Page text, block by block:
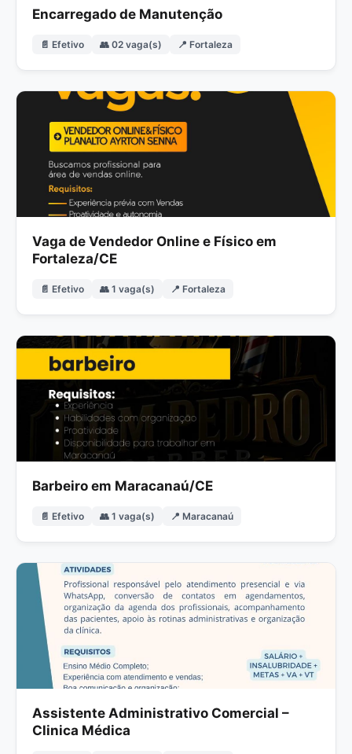
Encarregado de Manutenção
📄 Efetivo 👥 02 vaga(s) 📍 Fortaleza
Vaga de Vendedor Online e Físico em
Fortaleza/CE
📄 Efetivo 👥 1 vaga(s) 📍 Fortaleza
Barbeiro em Maracanaú/CE
📄 Efetivo 👥 1 vaga(s) 📍 Maracanaú
Assistente Administrativo Comercial –
Clinica Médica